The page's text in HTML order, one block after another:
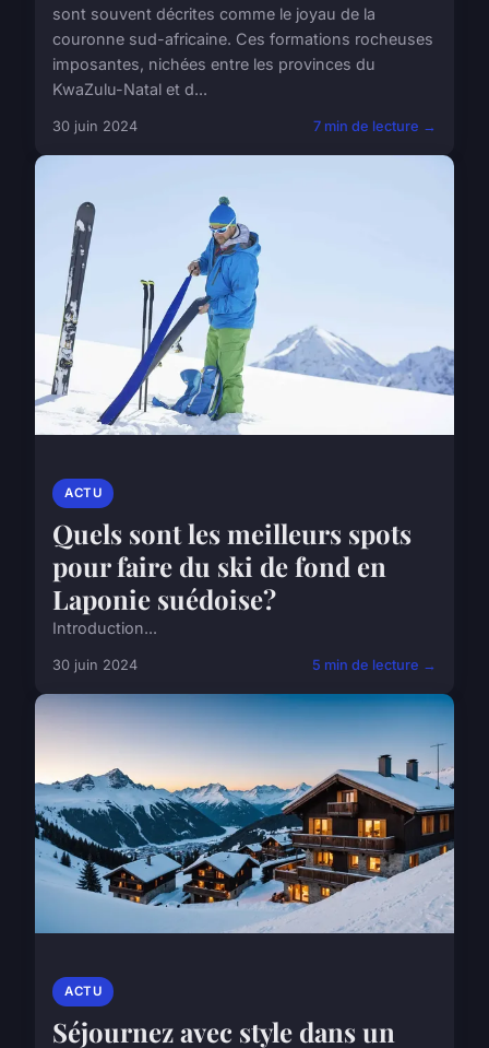
sont souvent décrites comme le joyau de la
couronne sud-africaine. Ces formations rocheuses
imposantes, nichées entre les provinces du
KwaZulu-Natal et d...
30 juin 2024 7 min de lecture →
ACTU
Quels sont les meilleurs spots
pour faire du ski de fond en
Laponie suédoise?
Introduction...
30 juin 2024 5 min de lecture →
ACTU
Séjournez avec style dans un